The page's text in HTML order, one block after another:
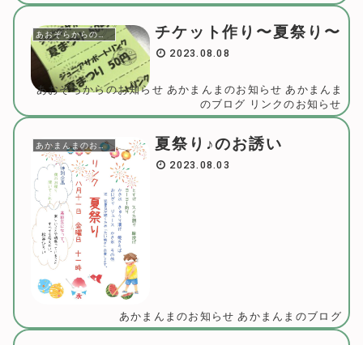
あおぞらからのお知らせ チケット作り〜夏祭り〜
2023.08.08
あおぞらからのお知らせ あかまんまのお知らせ あかまんま
のブログ リンクのお知らせ
あかまんまのお知らせ 夏祭り♪のお誘い
2023.08.03
あかまんまのお知らせ あかまんまのブログ